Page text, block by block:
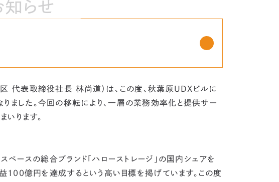
知らせ
代表取締役社長 林尚道）は、この度、秋葉原UDXビルに
ました。今回の移転により、一層の業務効率化と提供サー
ります。
ースの総合ブランド「ハローストレージ」の国内シェアを
億円を達成するという高い目標を掲げています。この度